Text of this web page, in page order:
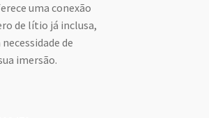
uma conexão
de lítio já inclusa,
de
imersão.